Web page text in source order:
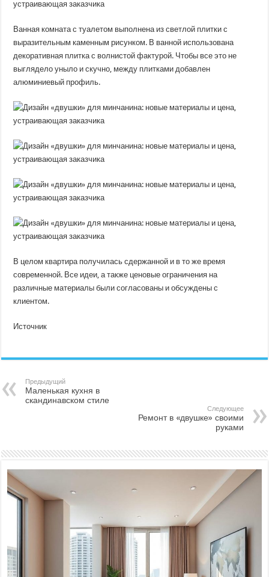
Ванная комната с туалетом выполнена из светлой плитки с
выразительным каменным рисунком. В ванной использована
декоративная плитка с волнистой фактурой. Чтобы все это не
выглядело уныло и скучно, между плитками добавлен
алюминиевый профиль.
В целом квартира получилась сдержанной и в то же время
современной. Все идеи, а также ценовые ограничения на
различные материалы были согласованы и обсуждены с
клиентом.
Источник
Предыдущий
Маленькая кухня в
скандинавском стиле
Следующее
Ремонт в «двушке» своими
руками